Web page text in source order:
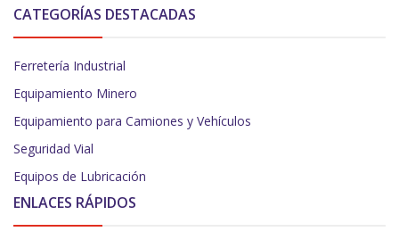
CATEGORÍAS DESTACADAS
Ferretería Industrial
Equipamiento Minero
Equipamiento para Camiones y Vehículos
Seguridad Vial
Equipos de Lubricación
ENLACES RÁPIDOS